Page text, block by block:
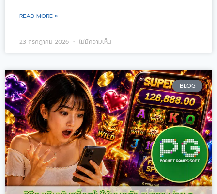
READ MORE »
23 กรกฎาคม 2026 ไม่มีความเห็น
BLOG